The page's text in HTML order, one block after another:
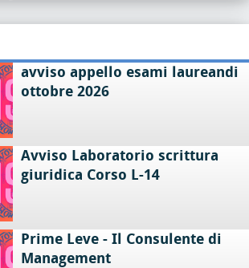
avviso appello esami laureandi
ottobre 2026
Avviso Laboratorio scrittura
giuridica Corso L-14
Prime Leve - Il Consulente di
Management